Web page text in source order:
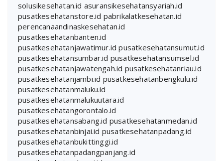
solusikesehatan.id asuransikesehatansyariah.id
pusatkesehatanstore.id pabrikalatkesehatan.id
perencanaandinaskesehatan.id
pusatkesehatanbanten.id
pusatkesehatanjawatimur.id pusatkesehatansumut.id
pusatkesehatansumbar.id pusatkesehatansumsel.id
pusatkesehatanjawatengah.id pusatkesehatanriau.id
pusatkesehatanjambi.id pusatkesehatanbengkulu.id
pusatkesehatanmaluku.id
pusatkesehatanmalukuutara.id
pusatkesehatangorontalo.id
pusatkesehatansabang.id pusatkesehatanmedan.id
pusatkesehatanbinjai.id pusatkesehatanpadang.id
pusatkesehatanbukittinggi.id
pusatkesehatanpadangpanjang.id